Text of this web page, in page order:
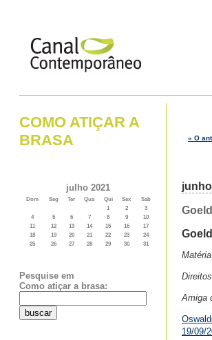
COMO ATIÇAR A
BRASA
julho 2021
Dom Seg Ter Qua Qui Sex
Sab
1
2
3
4
5 6 7 8 9
10
11
12 13 14 15 16
17
18
19 20 21 22 23
24
25
26 27 28 29 30 31
Pesquise em
Como atiçar a brasa:
« O
Amiga
19/09/